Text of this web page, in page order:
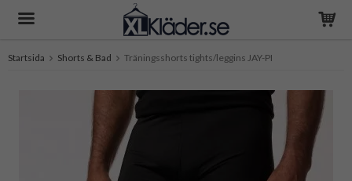
Startsida Shorts & Bad Träningsshorts tights/leggins JAY-PI